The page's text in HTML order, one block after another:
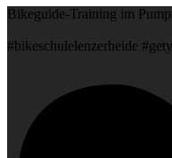
Bikeguide-Training im
#bikeschulelenzerheide